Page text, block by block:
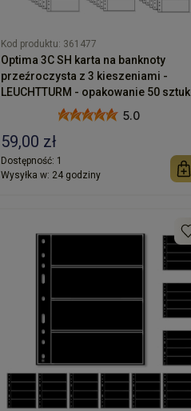
Kod produktu: 361477
Optima 3C SH karta na banknoty
przeźroczysta z 3 kieszeniami -
LEUCHTTURM - opakowanie 50 sztuk
5.0
59,00 zł
Dostępność: 1
Wysyłka w: 24 godziny